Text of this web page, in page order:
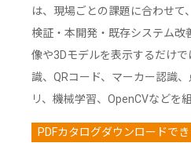
は、現場ごとの課題に合わせて
検証・本開発・既存システム改
像や3Dモデルを表示するだけ
識、QRコード、マーカー認識
リ、機械学習、OpenCVなどを
PDFカタログダウンロードで